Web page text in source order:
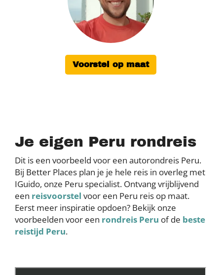
Voorstel op maat
Je eigen Peru rondreis
Dit is een voorbeeld voor een autorondreis Peru.
Bij Better Places plan je je hele reis in overleg met
IGuido, onze Peru specialist. Ontvang vrijblijvend
een reisvoorstel voor een Peru reis op maat.
Eerst meer inspiratie opdoen? Bekijk onze
voorbeelden voor een rondreis Peru of de beste
reistijd Peru.